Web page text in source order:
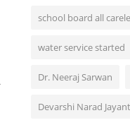
school board all
water service started
Dr. Neeraj Sarwan
Devarshi Narad